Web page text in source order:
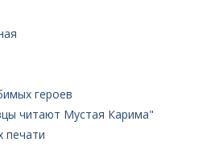
героев
читают Мустая Карима"
печати